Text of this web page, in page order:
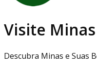
Visite Minas
Descubra Minas e Suas